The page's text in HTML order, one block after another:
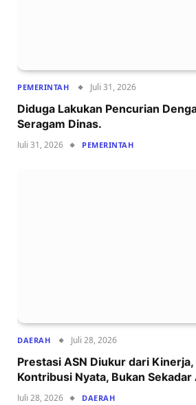
PEMERINTAH Juli 31, 2026
Diduga Lakukan Pencurian
Seragam Dinas.
Juli 31, 2026 PEMERINTAH
DAERAH Juli 28, 2026
Prestasi ASN Diukur dari Kinerja,
Kontribusi Nyata, Bukan Sekadar
Juli 28, 2026 DAERAH